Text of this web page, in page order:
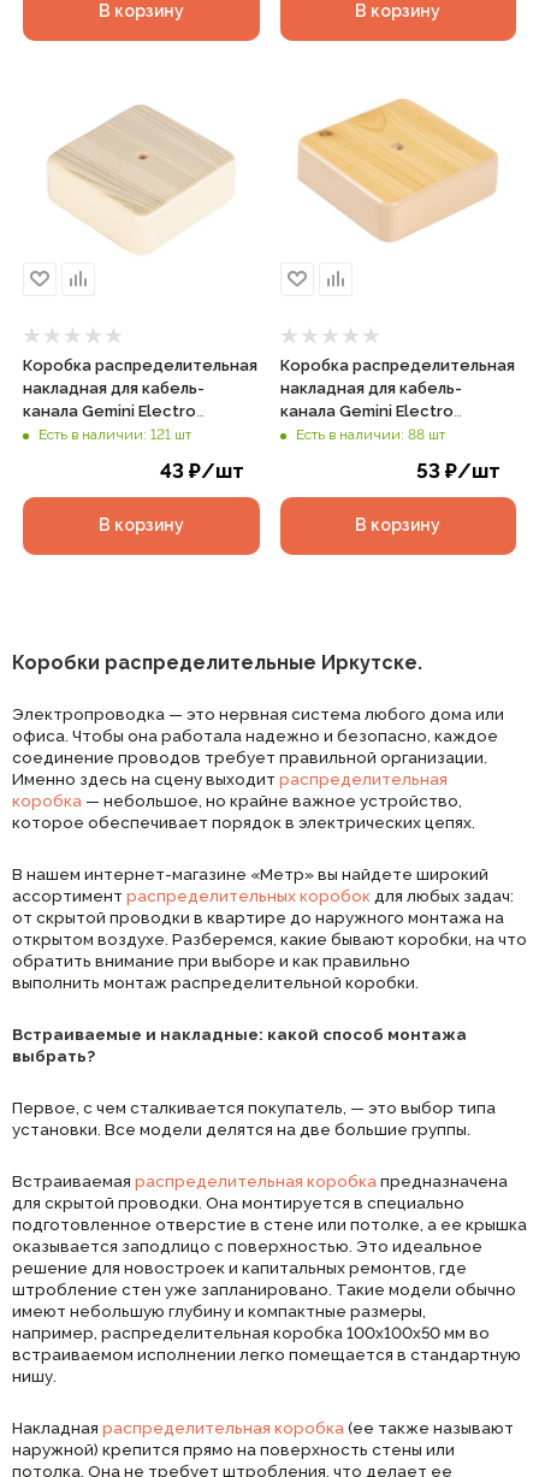
В корзину В корзину
Коробка распределительная
накладная для кабель-
канала Gemini Electro
75х75х20мм IP40 сосна, арт.
Есть в наличии: 121 шт
43₽/шт
В корзину
Коробка распределительная
накладная для кабель-
канала Gemini Electro
75х75х28мм IP40 сосна, арт.
Есть в наличии: 88 шт
53 ₽/шт
В корзину
Коробки распределительные Иркутске.
Электропроводка — это нервная система любого дома или
офиса. Чтобы она работала надежно и безопасно, каждое
соединение проводов требует правильной организации.
Именно здесь на сцену выходит распределительная
коробка — небольшое, но крайне важное устройство,
которое обеспечивает порядок в электрических цепях.
В нашем интернет-магазине «Метр» вы найдете широкий
ассортимент распределительных коробокдля любых задач:
от скрытой проводки в квартире до наружного монтажа на
открытом воздухе. Разберемся, какие бывают коробки, на что
обратить внимание при выборе и как правильно
выполнить монтаж распределительной коробки.
Встраиваемые и накладные: какой способ монтажа
выбрать?
Первое, с чем сталкивается покупатель, — это выбор типа
установки. Все модели делятся на две большие группы.
Встраиваемая распределительная коробкапредназначена
для скрытой проводки. Она монтируется в специально
подготовленное отверстие в стене или потолке, а ее крышка
оказывается заподлицо с поверхностью. Это идеальное
решение для новостроек и капитальных ремонтов, где
штробление стен уже запланировано. Такие модели обычно
имеют небольшую глубину и компактные размеры,
например, распределительная коробка 100х100х50 мм во
встраиваемом исполнении легко помещается в стандартную
нишу.
Накладная распределительная коробка(ее также называют
наружной) крепится прямо на поверхность стены или
потолка. Она не требует штробления, что делает ее